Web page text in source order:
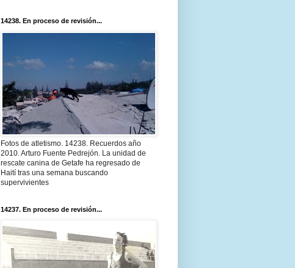
14238. En proceso de revisión...
Fotos de atletismo. 14238. Recuerdos año
2010. Arturo Fuente Pedrejón. La unidad de
rescate canina de Getafe ha regresado de
Haití tras una semana buscando
supervivientes
14237. En proceso de revisión...